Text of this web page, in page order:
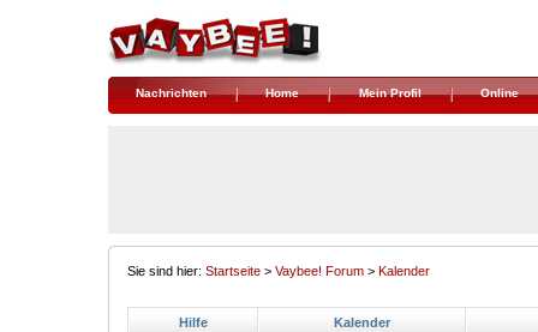
Nachrichten Home Mein Profil Online
Sie sind hier: Startseite > Vaybee! Forum > Kalender
Hilfe Kalender